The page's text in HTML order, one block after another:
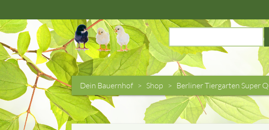
Dein Bauernhof Shop Berliner Tiergarten Super